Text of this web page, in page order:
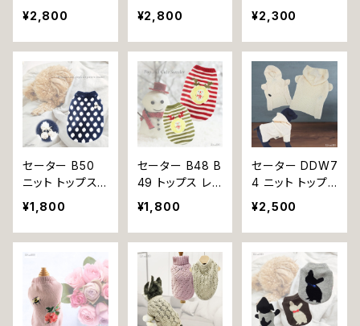
ター グレー クリ
ーム くま 小型
犬 かわいい キ
ュート おしゃれ
わんこ モチーフ
ドッグウェア ドッ
クウェア ドッグ
ウェア 犬 猫 ペ
ット 服 犬服
¥2,800
ター グレー ホワ
イト 北欧風 小
型 かわいい キ
ュート おしゃれ
わんこ モチーフ
ドッグウェア ドッ
クウェア ドッグ
ウェア 犬 猫 ペ
ット 服 犬服 猫
服
¥2,800
ップス ニット セ
ーター タートル
ネック ドッグウ
ェア レッド グレ
ー ノルディック
柄 ドッグ ウェア
ニット 北欧 dog
犬 猫 ペット 服
犬服 猫服 犬の
服 猫の服 小型
犬 子犬 仔犬 お
【返品交換不可】
¥2,300
セーター B50
ニット トップス
ドット 水玉 ネイ
ビー チェリー ド
ッグ ウェア dog
犬服 猫服 犬の
服 猫の服 スト
ーン サクランボ
小型犬 返品交
¥1,800
セーター B48 B
49 トップス レッ
ド グリーン ボー
ダー ニット バイ
カラー クリスマ
ス スノーマン 雪
だるま dog ドッ
グ ウェア 犬 猫
ペット 服 犬服
猫服 犬の服 猫
¥1,800
セーター DDW7
4 ニット トップ
ス フード付き d
og 犬 猫 犬服
猫服 犬の服 猫
の服 ペット 服
ドッグウェア ドッ
グ ウェア おしゃ
れ カジュアル
ギフト プレゼン
¥2,500